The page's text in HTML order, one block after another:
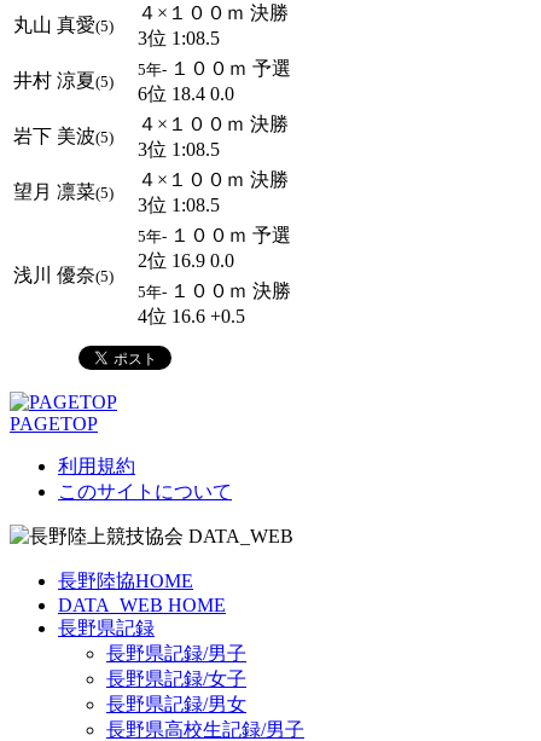
丸山 真愛(5)
４×１００ｍ 決勝
3位 1:08.5
井村 涼夏(5)
5年- １００ｍ 予選
6位 18.4 0.0
岩下 美波(5)
４×１００ｍ 決勝
3位 1:08.5
望月 凛菜(5)
４×１００ｍ 決勝
3位 1:08.5
浅川 優奈(5)
5年- １００ｍ 予選
2位 16.9 0.0
5年- １００ｍ 決勝
4位 16.6 +0.5
PAGETOP
利用規約
このサイトについて
長野陸協HOME
DATA_WEB HOME
長野県記録
長野県記録/男子
長野県記録/女子
長野県記録/男女
長野県高校生記録/男子